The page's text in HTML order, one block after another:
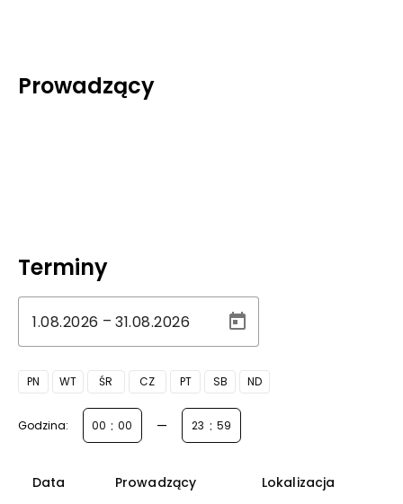
Prowadzący
Terminy
–
PN WT ŚR CZ PT SB ND
Godzina: : — :
Data Prowadzący Lokalizacja